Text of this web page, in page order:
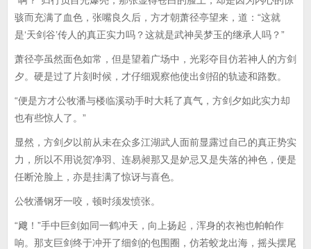
骇而充满了血色，张嘴良久后，方才朝萧径亭望来，道：“这就
是‘天剑谷’传人的真正实力吗？这就是武神吴梦玉的继承人吗？”
萧径亭虽然面色如常，但是望着广场中，光彩夺目仿若神人的方剑
夕。硬是过了片刻时候，才仔细观察他使出剑招的轨迹和路数。
“便是方才公牧潘与楼临溪动手时大耗了真气，方剑夕如此实力却
也有些惊人了。”
显然，方剑夕以前从未在众多江湖武人面前显露过自己的真正势实
力，所以不用说贺净羽、连易昶那又是妒忌又是失落的神色，便是
任断沧脸上，亦是挂满了惊讶与喜色。
公牧潘钢牙一咬，顿时须发愤张。
“飕！”手中巨剑如同一鹤冲天，向上扬起，浑身的衣袍也帕帕作
响。那支巨剑终于冲开了细剑的包围圈，仿若蛟龙出海，摇头摆尾